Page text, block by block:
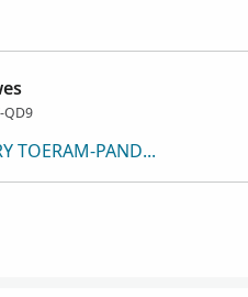
QD9
TOERAM-PANDEVENANA